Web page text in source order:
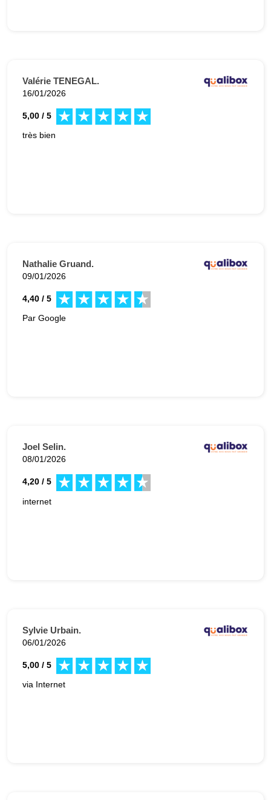
Valérie TENEGAL.
16/01/2026
5,00 / 5
très bien
Nathalie Gruand.
09/01/2026
4,40 / 5
Par Google
Joel Selin.
08/01/2026
4,20 / 5
internet
Sylvie Urbain.
06/01/2026
5,00 / 5
via Internet